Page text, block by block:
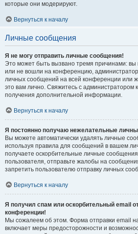
которые они модерируют.
Вернуться к началу
Личные сообщения
Я не могу отправить личные сообщения!
Это может быть вызвано тремя причинами: вы
или не вошли на конференцию,
личных сообщений на всей конференции или
это вам лично. Свяжитесь с администратором
получения дополнительной информации.
Вернуться к началу
Я постоянно получаю нежелательные
Вы можете автоматически удалять личные
используя правила для сообщений в вашем
получаете оскорбительные личные сообщения
пользователя, отправьте жалобы на
запретить пользователю отправку личных
Вернуться к началу
Я получил спам или оскорбительный email от
конференции!
Мы сожалеем об этом. Форма отправки email
включает меры предосторожности и